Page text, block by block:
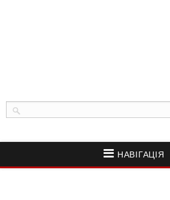
НАВІГАЦІЯ